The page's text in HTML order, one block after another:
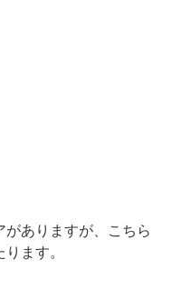
ありますが、こちら
ます。